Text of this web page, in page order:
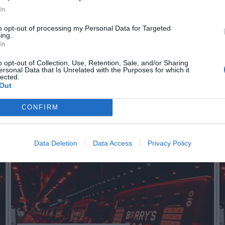
opt-out of processing my Personal Data for Targeted
opt-out of Collection, Use, Retention, Sale, and/or Sharing
Data that Is Unrelated with the Purposes for which it
CONFIRM
Data Deletion Data Access Privacy Policy
no formas parte de 2Playbook
¡Hazte Socio para acceder a este contenido exclusivo!
¡Suscríbete! Inicia sesión